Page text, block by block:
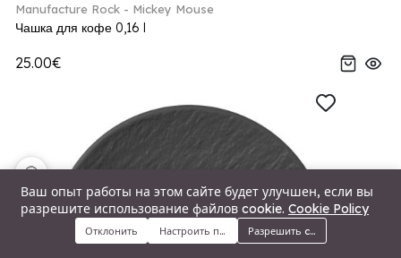
Меню Категории Поиск Корзина
Manufacture Rock - Mickey Mouse
Чашка для кофе 0,16 l
25.00€
Ваш опыт работы на этом сайте будет улучшен, если вы
разрешите использование файлов cookie. Cookie Policy
Отклонить Настроить предпочтенияРазрешить cookie
🍪